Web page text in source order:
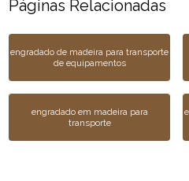
Páginas Relacionadas
engradado de madeira para transporte
de equipamentos
engradado em madeira para
transporte